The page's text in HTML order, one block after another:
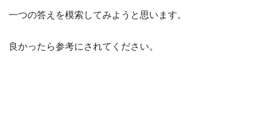
一つの答えを模索してみようと思います。
良かったら参考にされてください。